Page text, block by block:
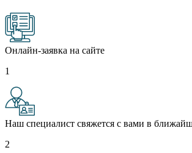
Онлайн-заявка на сайте
1
Наш специалист свяжется с вами в
2